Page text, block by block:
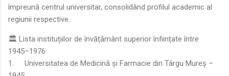
împreună centrul universitar, consolidând profilul academic al
regiunii respective.
🏛️ Lista instituțiilor de învățământ superior înființate între
1945–1976
1.
Universitatea de Medicină și Farmacie din Târgu Mureș –